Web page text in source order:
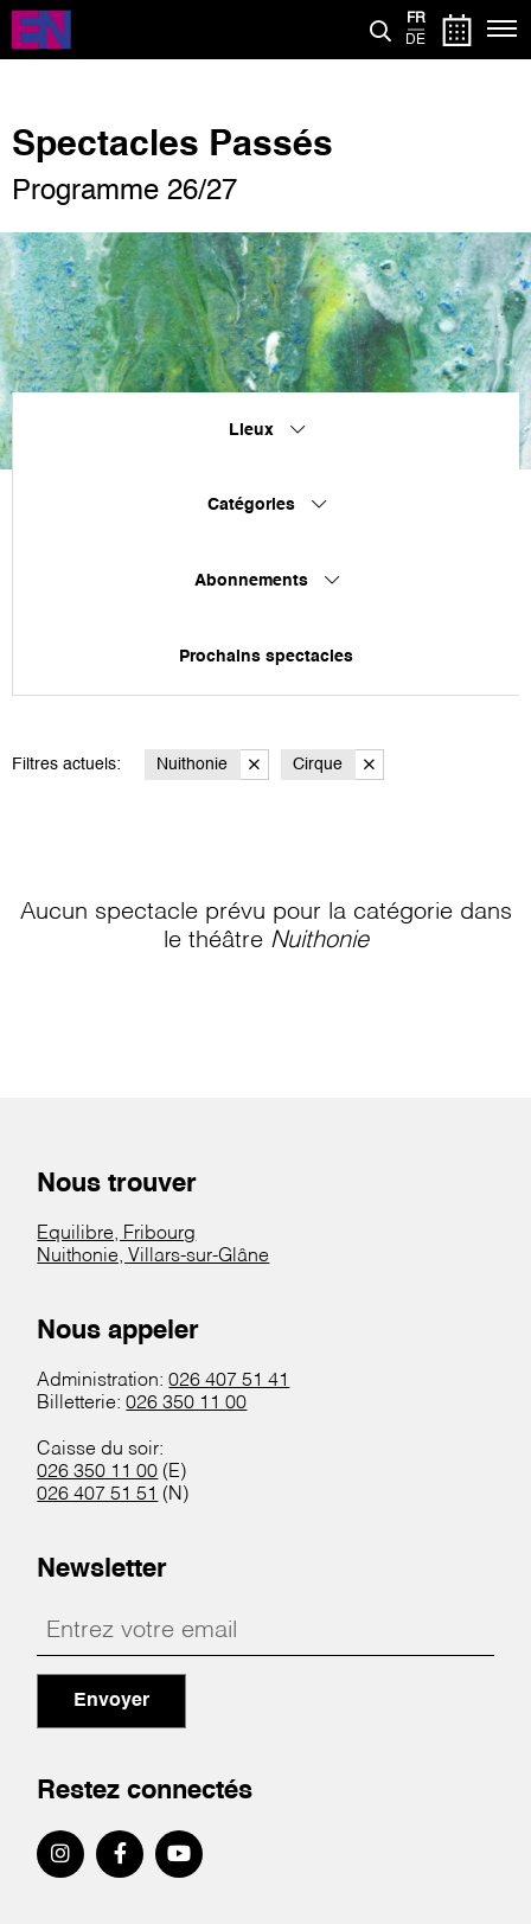
Aller
contenu
FR
DE
Spectacles Passés
Programme 26/27
Lieux
Catégories
Abonnements
Prochains spectacles
Filtres actuels: Nuithonie Cirque
Aucun spectacle prévu pour la catégorie dans
le théâtre Nuithonie
Nous trouver
Equilibre, Fribourg
Nuithonie, Villars-sur-Glâne
Nous appeler
Administration:026 407 51 41
Billetterie:026 350 11 00
Caisse du soir:
026 350 11 00 (E)
026 407 51 51 (N)
Newsletter
Envoyer
Restez connectés